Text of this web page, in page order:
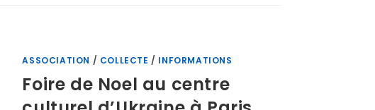
ASSOCIATION / COLLECTE / INFORMATIONS
Foire de Noel au centre